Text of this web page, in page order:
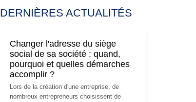
DERNIÈRES ACTUALITÉS
Changer l'adresse du siège
social de sa société : quand,
pourquoi et quelles démarches
accomplir ?
Lors de la création d'une entreprise, de
nombreux entrepreneurs choisissent de